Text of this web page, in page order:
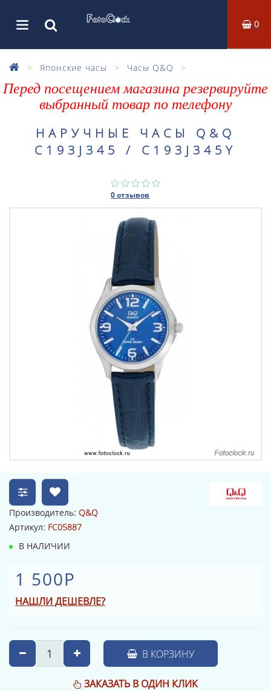
0
Японские часы Часы Q&Q
Перед посещением магазина резервируйте
выбранный товар по телефону
НАРУЧНЫЕ ЧАСЫ Q&Q
C193J345 / C193J345Y
0 отзывов
Производитель: Q&Q
Артикул: FC05887
В НАЛИЧИИ
1 500Р
НАШЛИ ДЕШЕВЛЕ?
В КОРЗИНУ
ЗАКАЗАТЬ В ОДИН КЛИК